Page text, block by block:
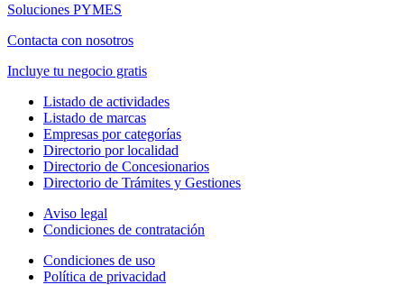
Soluciones PYMES
Contacta con nosotros
Incluye tu negocio gratis
Listado de actividades
Listado de marcas
Empresas por categorías
Directorio por localidad
Directorio de Concesionarios
Directorio de Trámites y Gestiones
Aviso legal
Condiciones de contratación
Condiciones de uso
Política de privacidad